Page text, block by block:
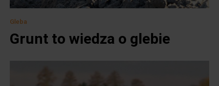
Gleba
Grunt to wiedza o glebie